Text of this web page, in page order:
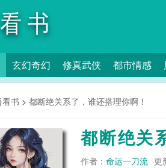
书
玄幻奇幻 修真武侠 都市情感
看书 > 都断绝关系了，谁还搭理你啊！
都断绝关
作者： 命运一刀流 更